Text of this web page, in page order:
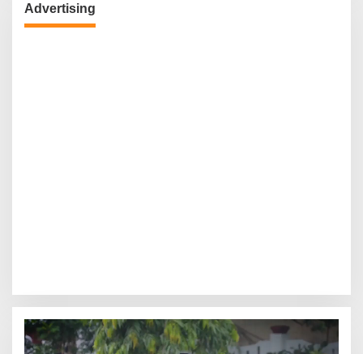
Advertising